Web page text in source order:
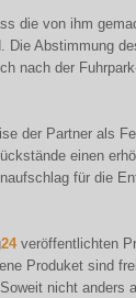
die von ihm
Die Abstimmung
nach der
der Partner als
einen
für die
24veröffentlichten
Produket sind
nicht anders